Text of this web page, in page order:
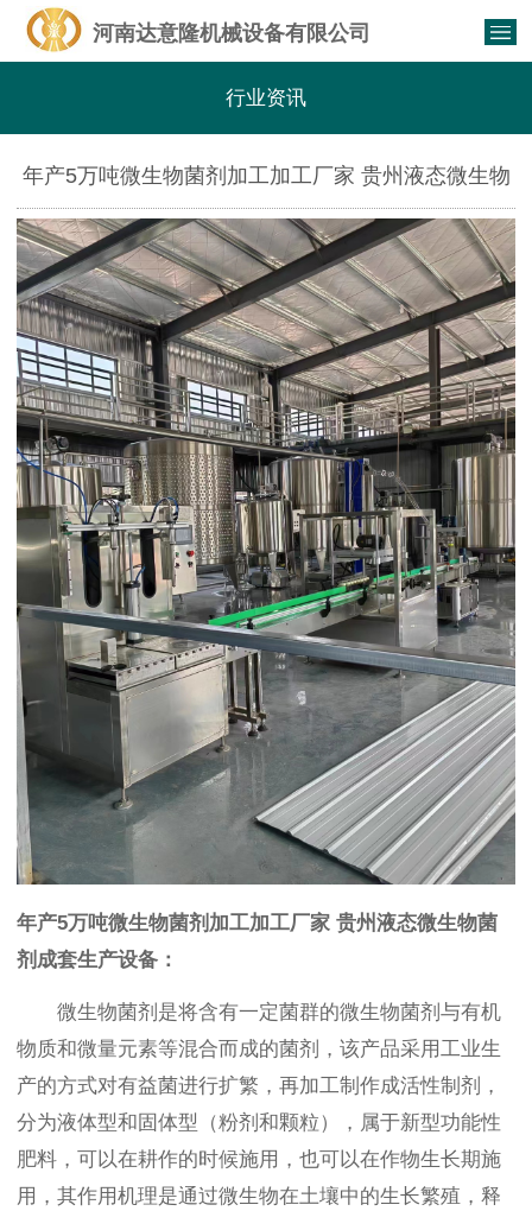
河南达意隆机械设备有限公司
行业资讯
年产5万吨微生物菌剂加工加工厂家 贵州液态微生物
菌剂成套生产设备
年产5万吨微生物菌剂加工加工厂家 贵州液态微生物菌
剂成套生产设备：
微生物菌剂是将含有一定菌群的微生物菌剂与有机
物质和微量元素等混合而成的菌剂，该产品采用工业生
产的方式对有益菌进行扩繁，再加工制作成活性制剂，
分为液体型和固体型（粉剂和颗粒），属于新型功能性
肥料，可以在耕作的时候施用，也可以在作物生长期施
用，其作用机理是通过微生物在土壤中的生长繁殖，释